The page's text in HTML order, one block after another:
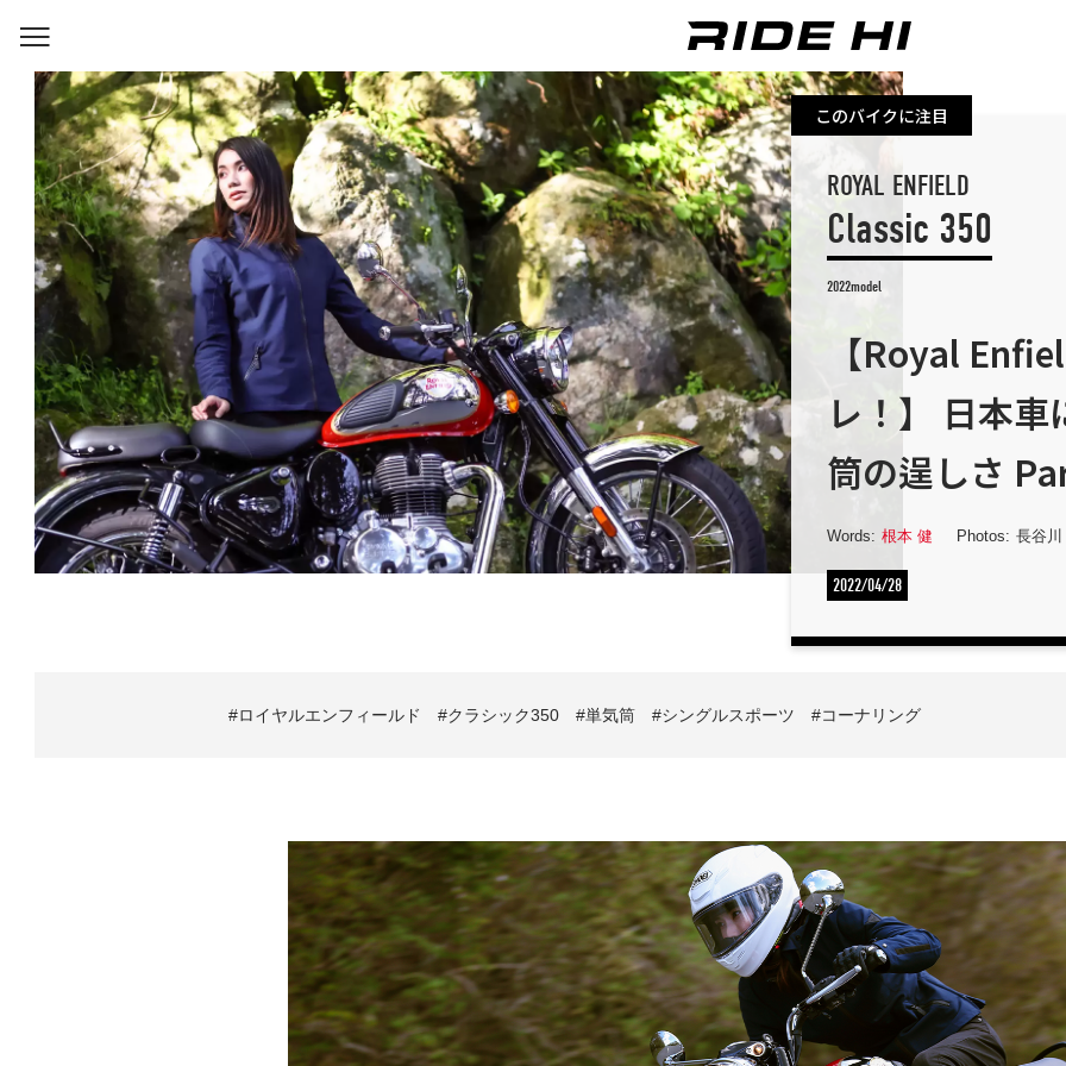
このバイクに注目
ROYAL ENFIELD
Classic 350
2022model
【Royal
レ！】 日本
筒の逞しさ
Words: 根本 健 Photos: 長谷川
2022/04/28
ロイヤルエンフィールド クラシック350 単気筒 シングルスポーツ コーナリング